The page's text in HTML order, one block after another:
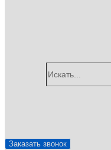
Заказать звонок